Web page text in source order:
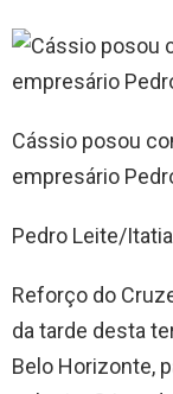
Cássio posou
empresário
Pedro Leite/
Reforço do
da tarde desta
Belo Horizonte,